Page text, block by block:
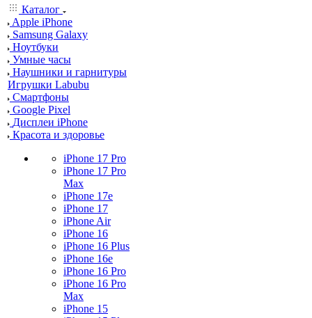
Каталог
Apple iPhone
Samsung Galaxy
Ноутбуки
Умные часы
Наушники и гарнитуры
Игрушки Labubu
Смартфоны
Google Pixel
Дисплеи iPhone
Красота и здоровье
iPhone 17 Pro
iPhone 17 Pro
Max
iPhone 17e
iPhone 17
iPhone Air
iPhone 16
iPhone 16 Plus
iPhone 16e
iPhone 16 Pro
iPhone 16 Pro
Max
iPhone 15